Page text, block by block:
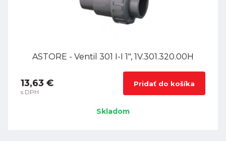
ASTORE - Ventil 301 I-I 1", 1V.301.320.00H
13,63 €
s DPH
Pridať do košíka
Skladom